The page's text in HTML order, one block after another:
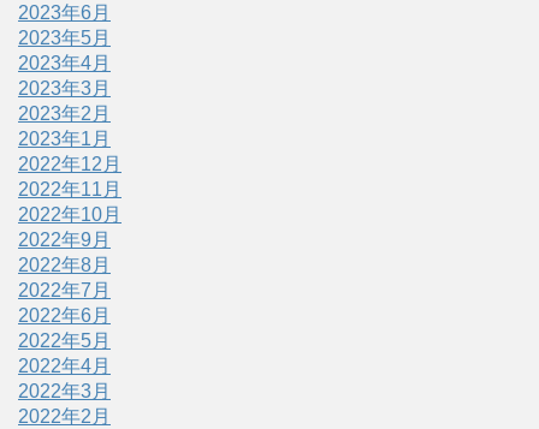
2023年6月
2023年5月
2023年4月
2023年3月
2023年2月
2023年1月
2022年12月
2022年11月
2022年10月
2022年9月
2022年8月
2022年7月
2022年6月
2022年5月
2022年4月
2022年3月
2022年2月